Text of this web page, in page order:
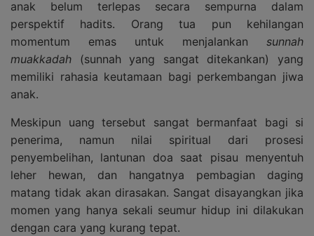
anak belum terlepas secara sempurna dalam
perspektif hadits. Orang tua pun kehilangan
momentum emas untuk menjalankan sunnah
muakkadah (sunnah yang sangat ditekankan) yang
memiliki rahasia keutamaan bagi perkembangan jiwa
anak.
Meskipun uang tersebut sangat bermanfaat bagi si
penerima, namun nilai spiritual dari prosesi
penyembelihan, lantunan doa saat pisau menyentuh
leher hewan, dan hangatnya pembagian daging
matang tidak akan dirasakan. Sangat disayangkan jika
momen yang hanya sekali seumur hidup ini dilakukan
dengan cara yang kurang tepat.